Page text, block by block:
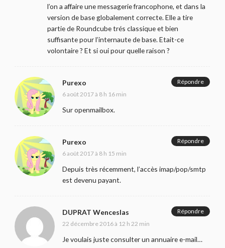
l’on a affaire une messagerie francophone, et dans la
version de base globalement correcte. Elle a tire
partie de Roundcube trés classique et bien
suffisante pour l’internaute de base. Etait-ce
volontaire ? Et si oui pour quelle raison ?
Purexo
6 août 2017 à 8 h 16 min
Sur openmailbox.
Répondre
Purexo
6 août 2017 à 8 h 15 min
Depuis très récemment, l’accès imap/pop/smtp
est devenu payant.
Répondre
DUPRAT Wenceslas
22 décembre 2016 à 12 h 22 min
Je voulais juste consulter un annuaire e-mail…
Répondre